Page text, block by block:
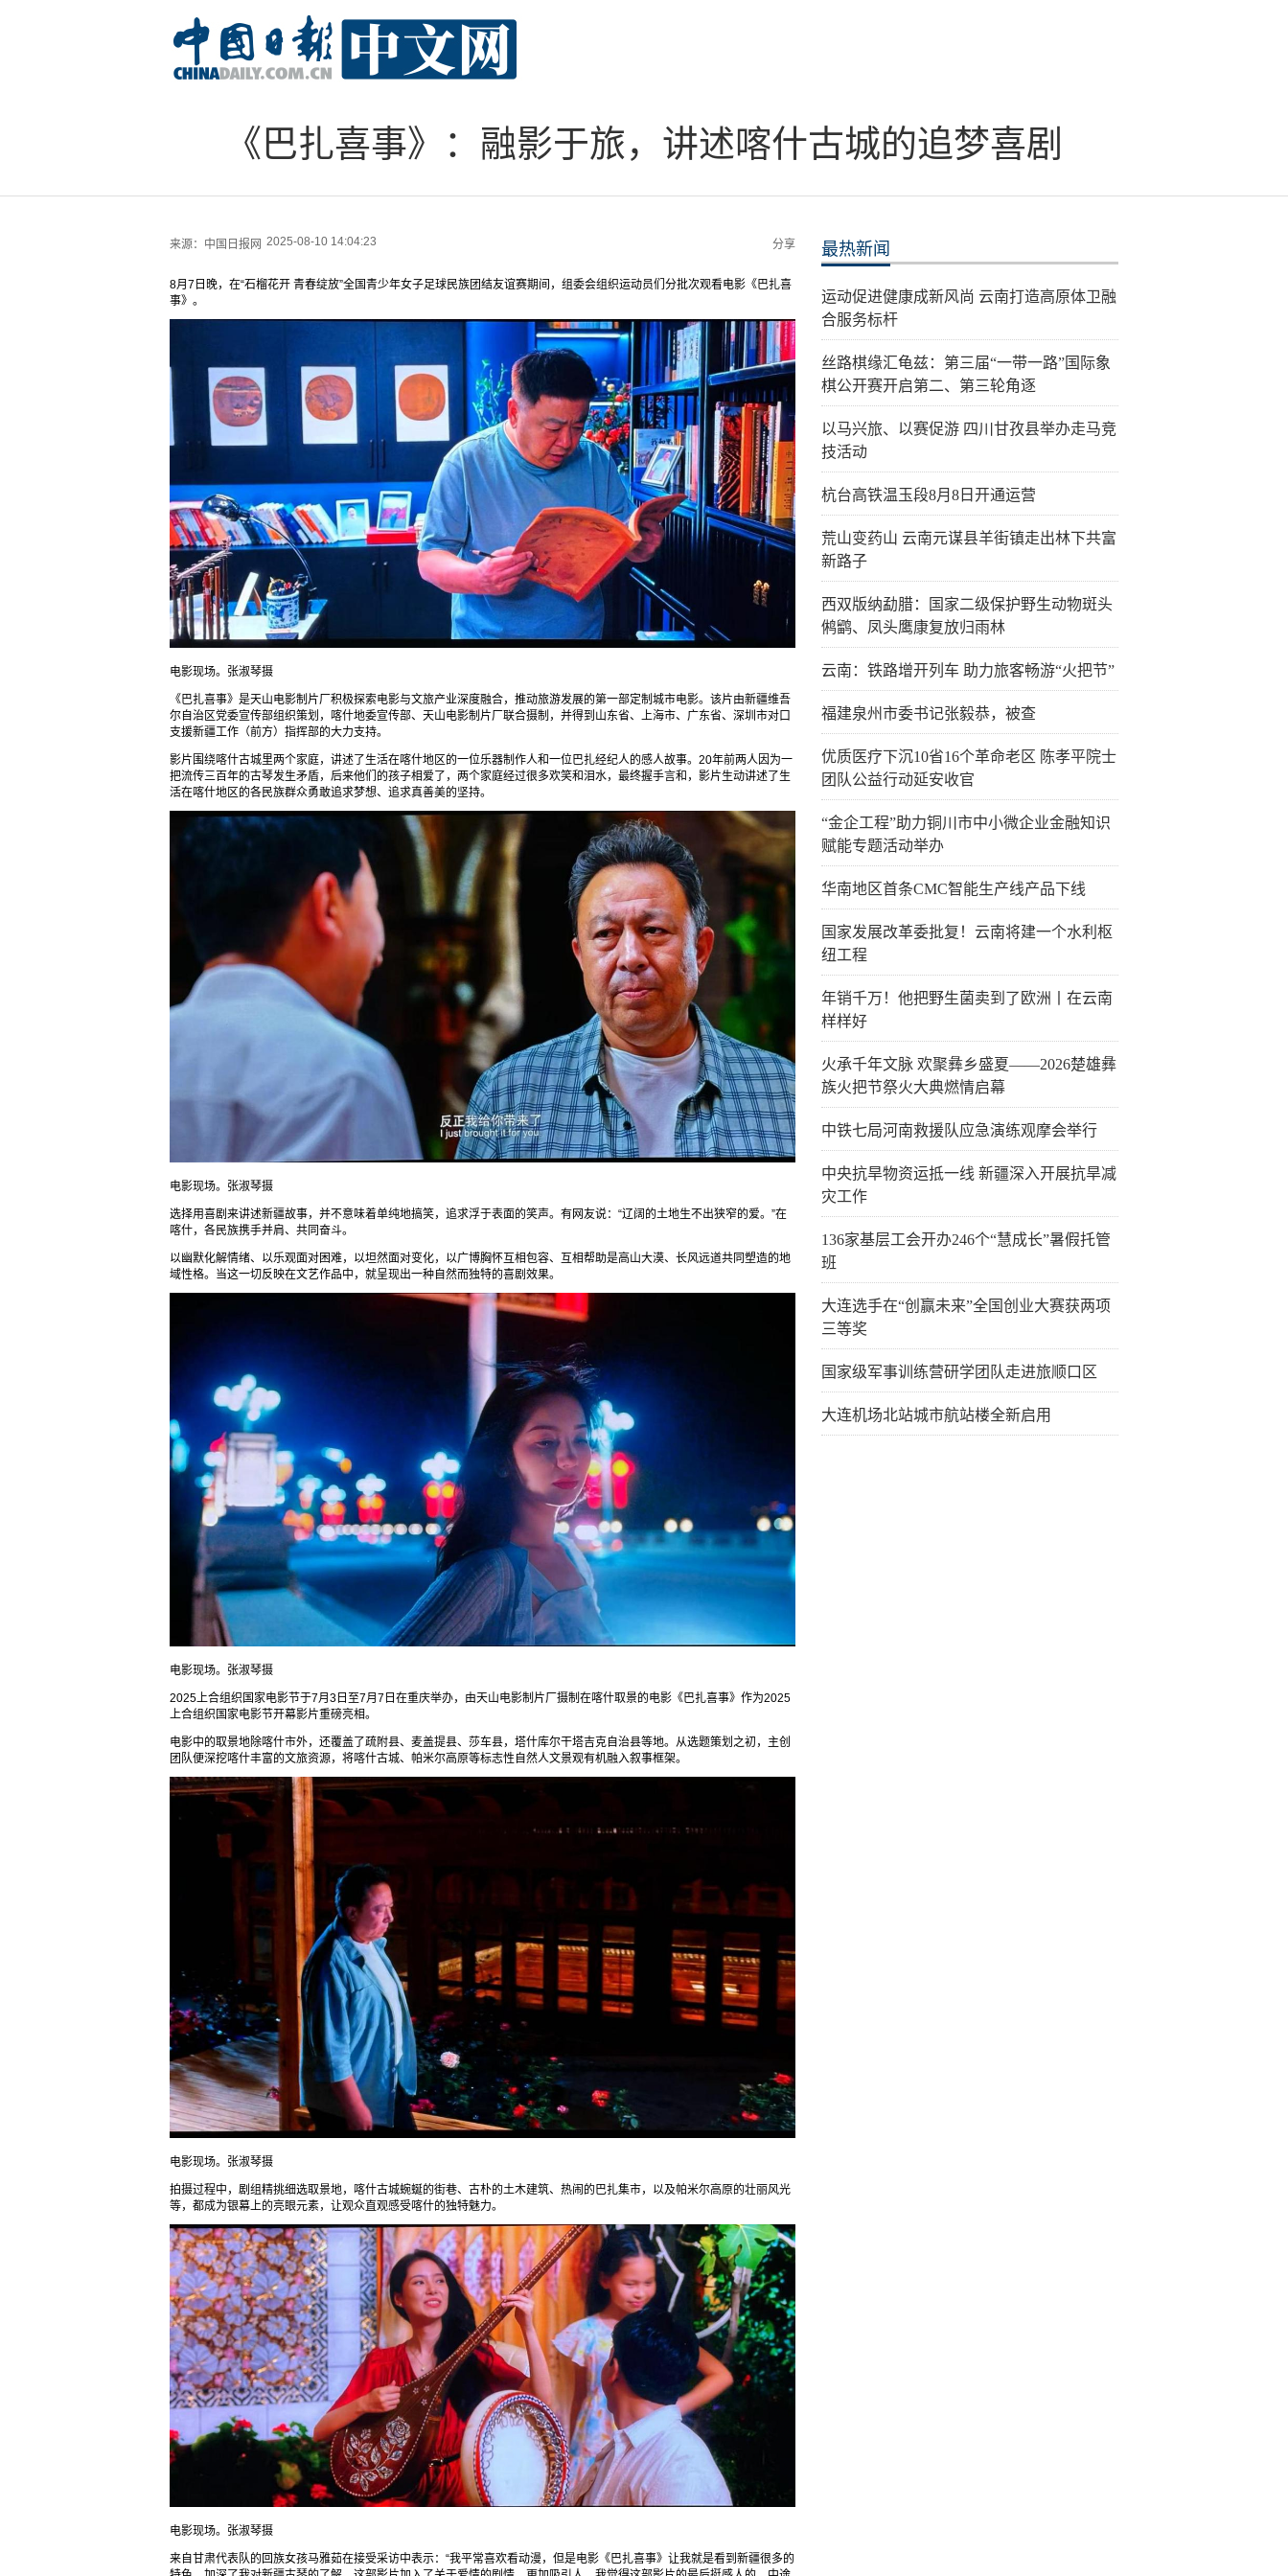
《巴扎喜事》：融影于旅，讲述喀什古城的追梦喜剧
来源： 中国日报网 2025-08-10 14:04:23 分享
8月7日晚，在“石榴花开 青春绽放”全国青少年女子足球民族团结友谊赛期间，组委会组织运动员们分批次观看电影《巴扎喜
事》。
电影现场。张淑琴摄
《巴扎喜事》是天山电影制片厂积极探索电影与文旅产业深度融合，推动旅游发展的第一部定制城市电影。该片由新疆维吾
尔自治区党委宣传部组织策划，喀什地委宣传部、天山电影制片厂联合摄制，并得到山东省、上海市、广东省、深圳市对口
支援新疆工作（前方）指挥部的大力支持。
影片围绕喀什古城里两个家庭，讲述了生活在喀什地区的一位乐器制作人和一位巴扎经纪人的感人故事。20年前两人因为一
把流传三百年的古琴发生矛盾，后来他们的孩子相爱了，两个家庭经过很多欢笑和泪水，最终握手言和，影片生动讲述了生
活在喀什地区的各民族群众勇敢追求梦想、追求真善美的坚持。
电影现场。张淑琴摄
选择用喜剧来讲述新疆故事，并不意味着单纯地搞笑，追求浮于表面的笑声。有网友说：“辽阔的土地生不出狭窄的爱。”在
喀什，各民族携手并肩、共同奋斗。
以幽默化解情绪、以乐观面对困难，以坦然面对变化，以广博胸怀互相包容、互相帮助是高山大漠、长风远道共同塑造的地
域性格。当这一切反映在文艺作品中，就呈现出一种自然而独特的喜剧效果。
电影现场。张淑琴摄
2025上合组织国家电影节于7月3日至7月7日在重庆举办，由天山电影制片厂摄制在喀什取景的电影《巴扎喜事》作为2025
上合组织国家电影节开幕影片重磅亮相。
电影中的取景地除喀什市外，还覆盖了疏附县、麦盖提县、莎车县，塔什库尔干塔吉克自治县等地。从选题策划之初，主创
团队便深挖喀什丰富的文旅资源，将喀什古城、帕米尔高原等标志性自然人文景观有机融入叙事框架。
电影现场。张淑琴摄
拍摄过程中，剧组精挑细选取景地，喀什古城蜿蜒的街巷、古朴的土木建筑、热闹的巴扎集市，以及帕米尔高原的壮丽风光
等，都成为银幕上的亮眼元素，让观众直观感受喀什的独特魅力。
电影现场。张淑琴摄
来自甘肃代表队的回族女孩马雅茹在接受采访中表示：“我平常喜欢看动漫，但是电影《巴扎喜事》让我就是看到新疆很多的
最热新闻
运动促进健康成新风尚 云南打造高原体卫融
合服务标杆
丝路棋缘汇龟兹：第三届“一带一路”国际象
棋公开赛开启第二、第三轮角逐
以马兴旅、以赛促游 四川甘孜县举办走马竞
技活动
杭台高铁温玉段8月8日开通运营
荒山变药山 云南元谋县羊街镇走出林下共富
新路子
西双版纳勐腊：国家二级保护野生动物斑头
鸺鹠、凤头鹰康复放归雨林
云南：铁路增开列车 助力旅客畅游“火把节”
福建泉州市委书记张毅恭，被查
优质医疗下沉10省16个革命老区 陈孝平院士
团队公益行动延安收官
“金企工程”助力铜川市中小微企业金融知识
赋能专题活动举办
华南地区首条CMC智能生产线产品下线
国家发展改革委批复！云南将建一个水利枢
纽工程
年销千万！他把野生菌卖到了欧洲丨在云南
样样好
火承千年文脉 欢聚彝乡盛夏——2026楚雄彝
族火把节祭火大典燃情启幕
中铁七局河南救援队应急演练观摩会举行
中央抗旱物资运抵一线 新疆深入开展抗旱减
灾工作
136家基层工会开办246个“慧成长”暑假托管
班
大连选手在“创赢未来”全国创业大赛获两项
三等奖
国家级军事训练营研学团队走进旅顺口区
大连机场北站城市航站楼全新启用